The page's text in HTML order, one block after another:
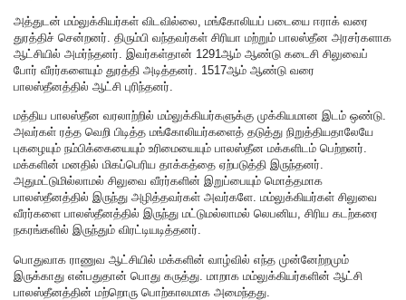
அத்துடன் மம்லுக்கியர்கள் விடவில்லை, மங்கோலியப் படையை ஈராக் வரை
துரத்திச் சென்றனர். திரும்பி வந்தவர்கள் சிரியா மற்றும் பாலஸ்தீன அரசர்களாக
ஆட்சியில் அமர்ந்தனர். இவர்கள்தான் 1291ஆம் ஆண்டு கடைசி சிலுவைப்
போர் வீரர்களையும் துரத்தி அடித்தனர். 1517ஆம் ஆண்டு வரை
பாலஸ்தீனத்தில் ஆட்சி புரிந்தனர்.
மத்திய பாலஸ்தீன வரலாற்றில் மம்லுக்கியர்களுக்கு முக்கியமான இடம் ஒண்டு.
அவர்கள் ரத்த வெறி பிடித்த மங்கோலியர்களைத் தடுத்து நிறுத்தியதாலேயே
புகழையும் நம்பிக்கையையும் உரிமையையும் பாலஸ்தீன மக்களிடம் பெற்றனர்.
மக்களின் மனதில் மிகப்பெரிய தாக்கத்தை ஏற்படுத்தி இருந்தனர்.
அதுமட்டுமில்லாமல் சிலுவை வீரர்களின் இறுப்பையும் மொத்தமாக
பாலஸ்தீனத்தில் இருந்து அழித்தவர்கள் அவர்களே. மம்லுக்கியர்கள் சிலுவை
வீரர்களை பாலஸ்தீனத்தில் இருந்து மட்டுமல்லாமல் லெபனிய, சிரிய கடற்கரை
நகரங்களில் இருந்தும் விரட்டியடித்தனர்.
பொதுவாக ராணுவ ஆட்சியில் மக்களின் வாழ்வில் எந்த முன்னேற்றமும்
இருக்காது என்பதுதான் பொது கருத்து. மாறாக மம்லுக்கியர்களின் ஆட்சி
பாலஸ்தீனத்தின் மற்றொரு பொற்காலமாக அமைந்தது.